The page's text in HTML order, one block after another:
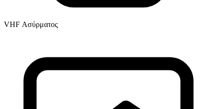
VHF Ασύρματος